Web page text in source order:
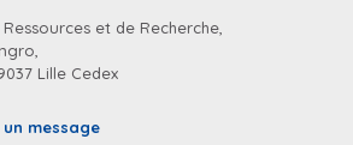
et de Recherche,
Lille Cedex
message